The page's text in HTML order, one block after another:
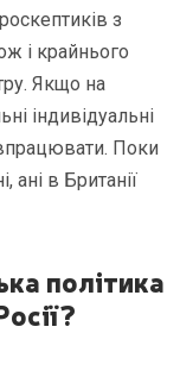
з
і крайнього
Якщо на
індивідуальні
Поки
ані в Британії
політика